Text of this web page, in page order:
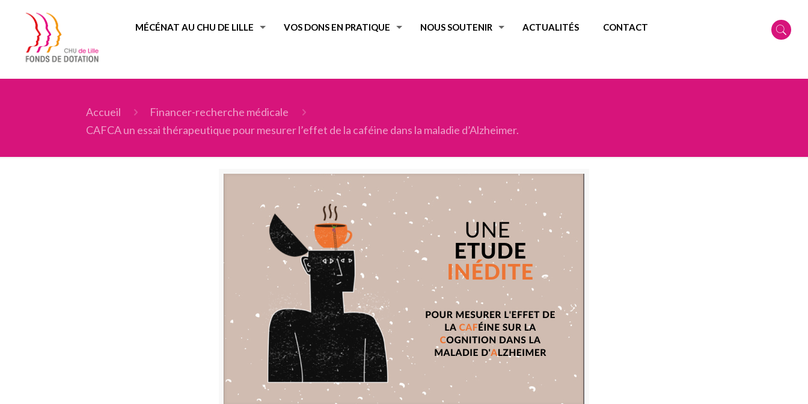
MÉCÉNAT AU CHU DE LILLE VOS DONS EN PRATIQUE NOUS SOUTENIR ACTUALITÉS CONTACT
Accueil
Financer-recherche médicale
CAFCA un essai thérapeutique pour mesurer l’effet de la caféine dans la maladie d’Alzheimer.